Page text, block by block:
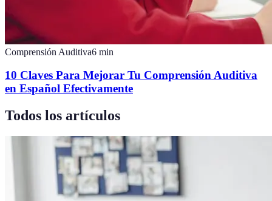
Comprensión Auditiva6 min
10 Claves Para Mejorar Tu Comprensión Auditiva
en Español Efectivamente
Todos los artículos